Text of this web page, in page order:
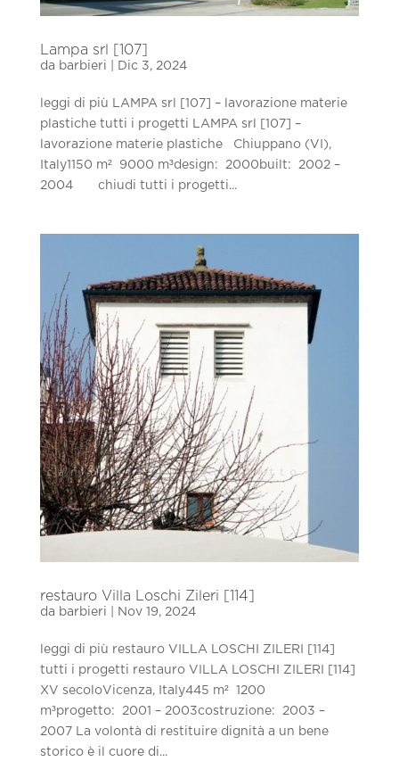
Lampa srl [107]
da barbieri Dic 3, 2024
leggi di più LAMPA srl [107] – lavorazione materie
plastiche tutti i progetti LAMPA srl [107] –
lavorazione materie plastiche Chiuppano (VI),
Italy1150 m² 9000 m³design: 2000built: 2002 –
2004 chiudi tutti i progetti...
restauro Villa Loschi Zileri [114]
da barbieri Nov 19, 2024
leggi di più restauro VILLA LOSCHI ZILERI [114]
tutti i progetti restauro VILLA LOSCHI ZILERI [114]
XV secoloVicenza, Italy445 m² 1200
m³progetto: 2001 – 2003costruzione: 2003 –
2007 La volontà di restituire dignità a un bene
storico è il cuore di...